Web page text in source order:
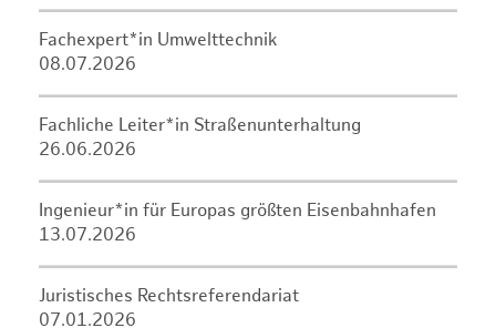
Fachexpert*in Umwelttechnik
08.07.2026
Fachliche Leiter*in Straßenunterhaltung
26.06.2026
Ingenieur*in für Europas größten Eisenbahnhafen
13.07.2026
Juristisches Rechtsreferendariat
07.01.2026